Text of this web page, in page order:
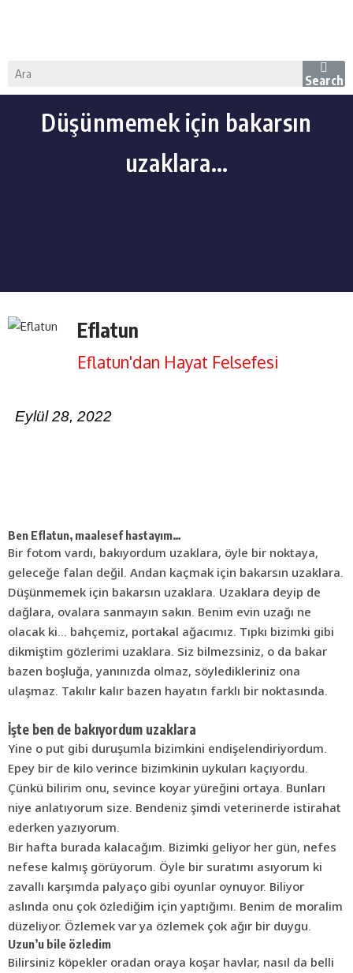
Search
Düşünmemek için bakarsın
uzaklara…
Eflatun
Eflatun'dan Hayat Felsefesi
Eylül 28, 2022
Ben Eflatun, maalesef hastayım…
Bir fotom vardı, bakıyordum uzaklara, öyle bir noktaya,
geleceğe falan değil. Andan kaçmak için bakarsın uzaklara.
Düşünmemek için bakarsın uzaklara. Uzaklara deyip de
dağlara, ovalara sanmayın sakın. Benim evin uzağı ne
olacak ki… bahçemiz, portakal ağacımız. Tıpkı bizimki gibi
dikmiştim gözlerimi uzaklara. Siz bilmezsiniz, o da bakar
bazen boşluğa, yanınızda olmaz, söyledikleriniz ona
ulaşmaz. Takılır kalır bazen hayatın farklı bir noktasında.
İşte ben de bakıyordum uzaklara
Yine o put gibi duruşumla bizimkini endişelendiriyordum.
Epey bir de kilo verince bizimkinin uykuları kaçıyordu.
Çünkü bilirim onu, sevince koyar yüreğini ortaya. Bunları
niye anlatıyorum size. Bendeniz şimdi veterinerde istirahat
ederken yazıyorum.
Bir hafta burada kalacağım. Bizimki geliyor her gün, nefes
nefese kalmış görüyorum. Öyle bir suratımı asıyorum ki
zavallı karşımda palyaço gibi oyunlar oynuyor. Biliyor
aslında onu çok özlediğim için yaptığımı. Benim de moralim
düzeliyor. Özlemek var ya özlemek çok ağır bir duygu.
Uzun’u bile özledim
Bilirsiniz köpekler oradan oraya koşar havlar, nasıl da belli